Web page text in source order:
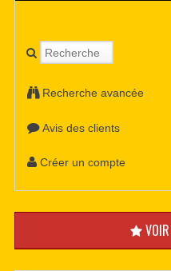
Recherche avancée
Avis des clients
Créer un compte